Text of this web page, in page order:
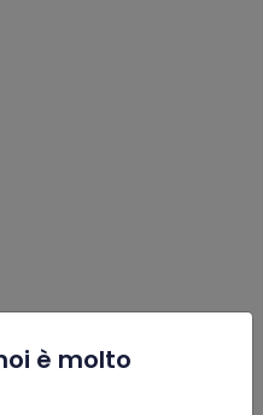
è molto